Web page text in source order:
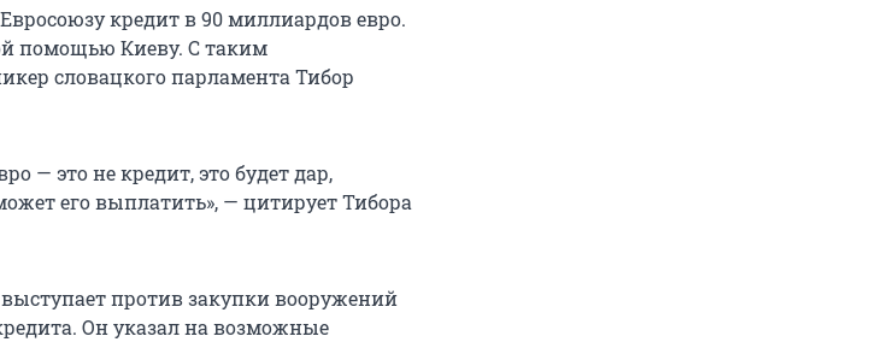
кредит в 90 миллиардов евро.
помощью Киеву. С таким
словацкого парламента Тибор
— это не кредит, это будет дар,
его выплатить», — цитирует Тибора
против закупки вооружений
Он указал на возможные